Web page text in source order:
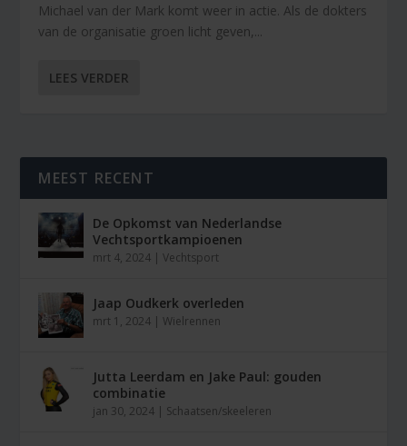
Michael van der Mark komt weer in actie. Als de dokters
van de organisatie groen licht geven,...
LEES VERDER
MEEST RECENT
De Opkomst van Nederlandse
Vechtsportkampioenen
mrt 4, 2024 |Vechtsport
Jaap Oudkerk overleden
mrt 1, 2024 | Wielrennen
Jutta Leerdam en Jake Paul: gouden
combinatie
jan 30, 2024 | Schaatsen/skeeleren